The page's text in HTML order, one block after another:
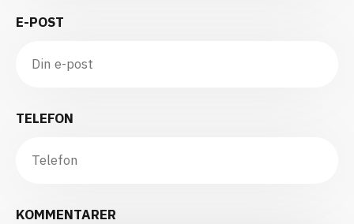
E-POST
TELEFON
KOMMENTARER